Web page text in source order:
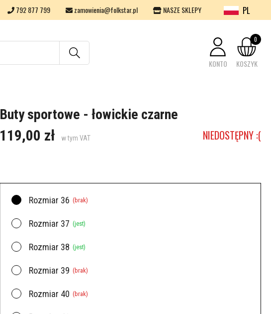
792 877 799 zamowienia@folkstar.pl NASZE SKLEPY PL
KONTO KOSZYK
0
Buty sportowe - łowickie czarne
119,00 zł w tym VAT NIEDOSTĘPNY :(
Rozmiar 36 (brak)
Rozmiar 37 (jest)
Rozmiar 38 (jest)
Rozmiar 39 (brak)
Rozmiar 40 (brak)